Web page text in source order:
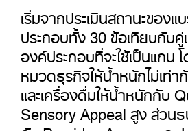
เริ่มจากประเมินสถานะของ
ประกอบทั้ง 30 ข้อเทียบกับ
องค์ประกอบที่จะใช้เป็นแกน
หมวดธุรกิจให้น้ำหนักไม่เท่า
และเครื่องดื่มให้น้ำหนักกับ
Sensory Appeal สูง ส่วน